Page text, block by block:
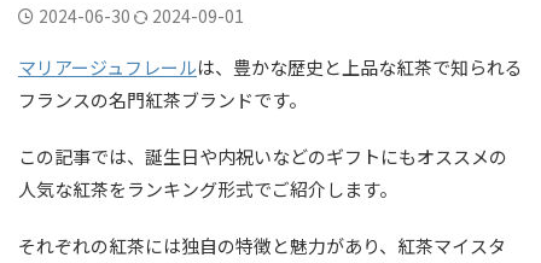
2024-06-30 2024-09-01
マリアージュフレールは、豊かな歴史と上品な紅茶で知られる
フランスの名門紅茶ブランドです。
この記事では、誕生日や内祝いなどのギフトにもオススメの
人気な紅茶をランキング形式でご紹介します。
それぞれの紅茶には独自の特徴と魅力があり、紅茶マイスタ